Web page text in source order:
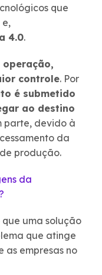
que
e,
4.0.
controle. Por
é submetido
ao destino
parte, devido à
da
produção.
da
uma solução
que atinge
as empresas no